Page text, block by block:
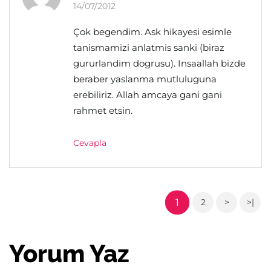
14/07/2012
Çok begendim. Ask hikayesi esimle
tanismamizi anlatmis sanki (biraz
gururlandim dogrusu). Insaallah bizde
beraber yaslanma mutluluguna
erebiliriz. Allah amcaya gani gani
rahmet etsin.
Cevapla
1 2 > >|
Yorum Yaz